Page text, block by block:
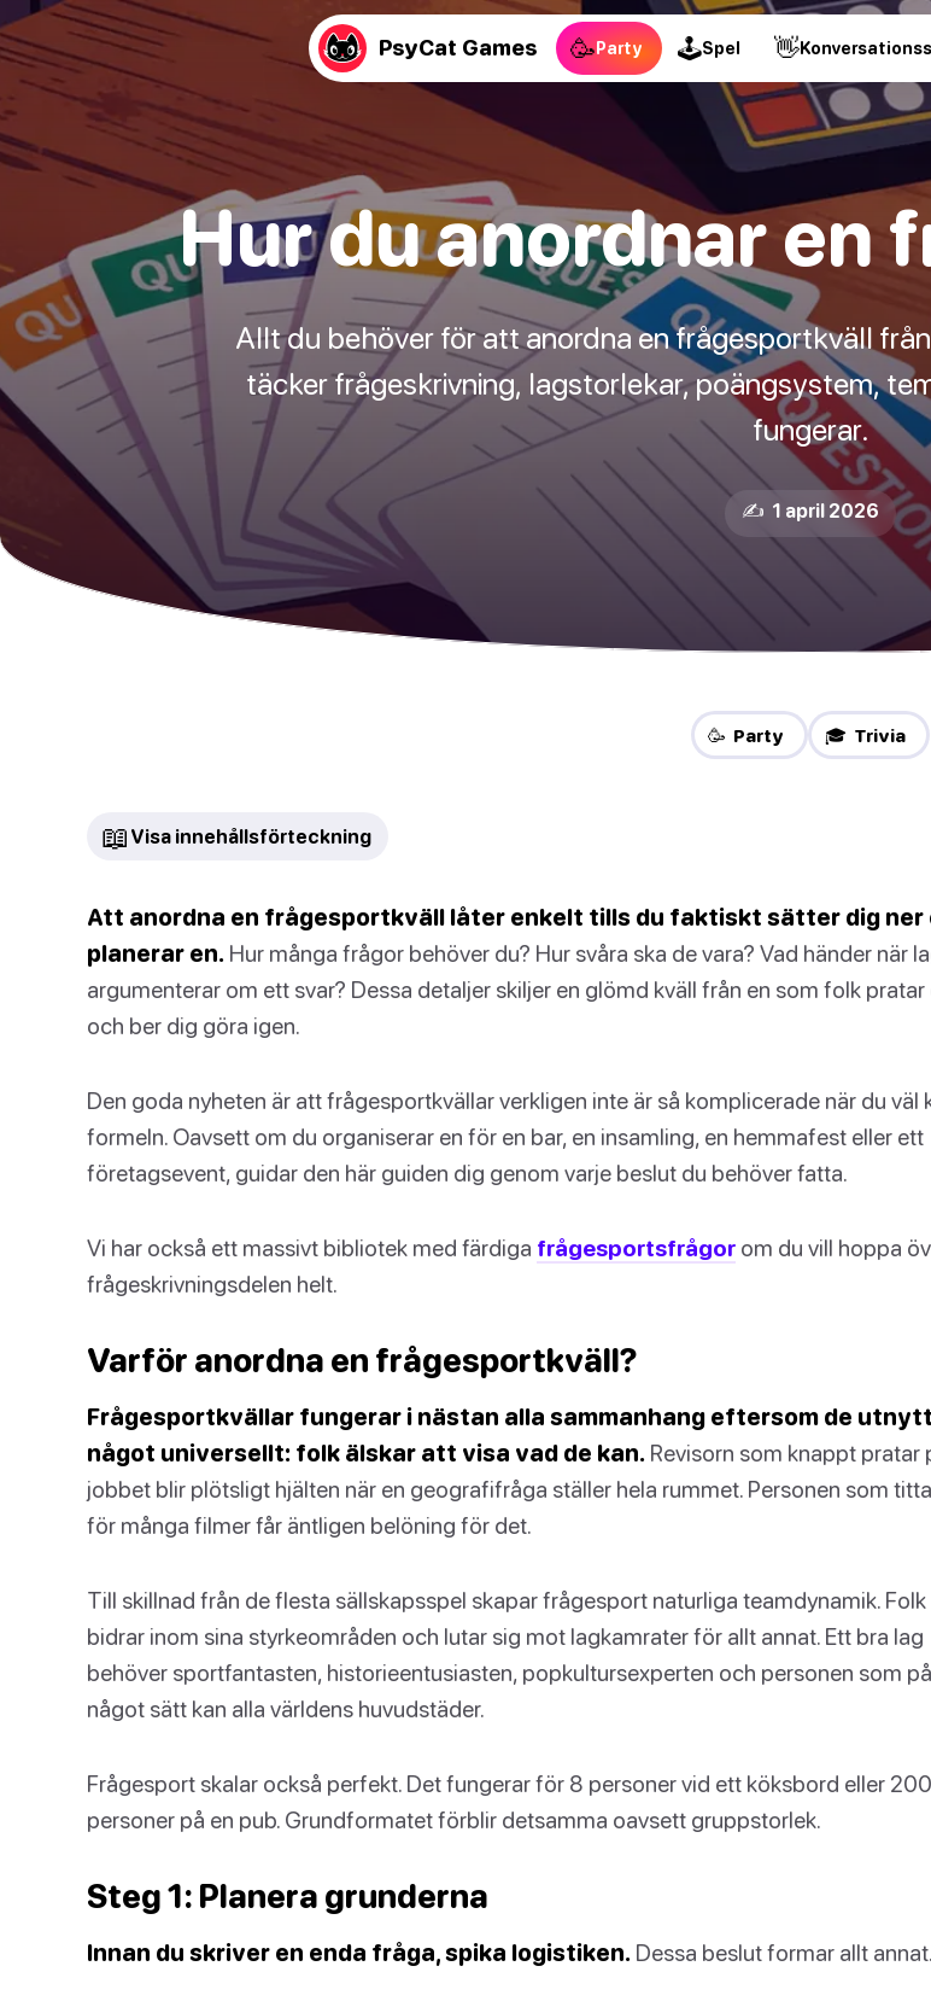
PsyCat Games 🥳Party 🕹Spel 👋
Hur du anordnar en
Allt du behöver för att anordna en frågesportkväll
täcker frågeskrivning, lagstorlekar, poängsystem,
fungerar.
✍️ 1 april 2026
🥳 Party 🎓 Trivia
📖 Visa innehållsförteckning
Att anordna en frågesportkväll låter enkelt tills du faktiskt sätter dig ner
planerar en. Hur många frågor behöver du? Hur svåra ska de vara? Vad händer när
argumenterar om ett svar? Dessa detaljer skiljer en glömd kväll från en som folk pratar
och ber dig göra igen.
Den goda nyheten är att frågesportkvällar verkligen inte är så komplicerade när du väl
formeln. Oavsett om du organiserar en för en bar, en insamling, en hemmafest eller ett
företagsevent, guidar den här guiden dig genom varje beslut du behöver fatta.
Vi har också ett massivt bibliotek med färdiga frågesportsfrågor om du vill hoppa
frågeskrivningsdelen helt.
Varför anordna en frågesportkväll?
Frågesportkvällar fungerar i nästan alla sammanhang eftersom de
något universellt: folk älskar att visa vad de kan. Revisorn som knappt pratar
jobbet blir plötsligt hjälten när en geografifråga ställer hela rummet. Personen som
för många filmer får äntligen belöning för det.
Till skillnad från de flesta sällskapsspel skapar frågesport naturliga teamdynamik. Folk
bidrar inom sina styrkeområden och lutar sig mot lagkamrater för allt annat. Ett bra lag
behöver sportfantasten, historieentusiasten, popkultursexperten och personen som på
något sätt kan alla världens huvudstäder.
Frågesport skalar också perfekt. Det fungerar för 8 personer vid ett köksbord eller 200
personer på en pub. Grundformatet förblir detsamma oavsett gruppstorlek.
Steg 1: Planera grunderna
Innan du skriver en enda fråga, spika logistiken. Dessa beslut formar allt annat.